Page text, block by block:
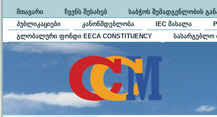
ᲛᲗᲐᲕᲐᲠᲘ ᲩᲕᲔᲜᲡ ᲨᲔᲡᲐᲮᲔᲑ
ᲡᲐᲑᲭᲝᲡ ᲨᲔᲛᲐᲓᲒᲔᲜᲚᲝᲑᲘᲡ
ᲞᲣᲑᲚᲘᲙᲐᲪᲘᲔᲑᲘ
ᲙᲐᲜᲝᲜᲛᲓᲔᲑᲚᲝᲑᲐ IEC ᲛᲐᲡᲐᲚᲐ
ᲒᲚᲝᲑᲐᲚᲣᲠᲘ ᲤᲝᲜᲓᲘ EECA CONSTITUENCY
ᲡᲐᲡᲐᲠᲒᲔᲑᲚᲝ